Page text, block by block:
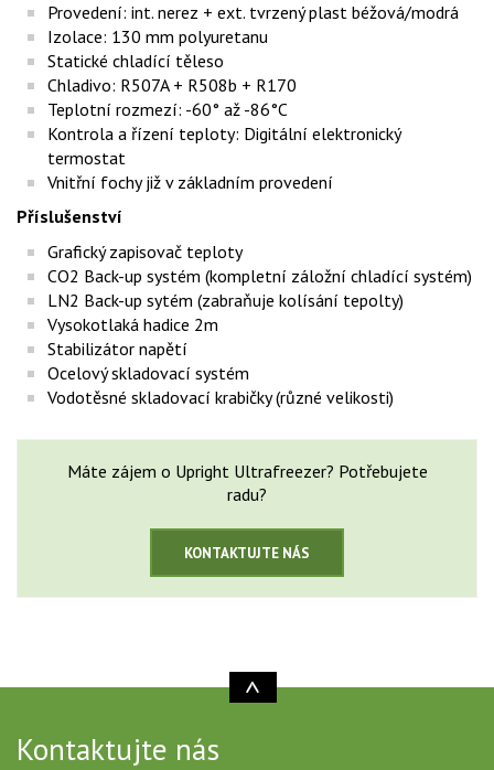
Provedení: int. nerez + ext. tvrzený plast béžová/modrá
Izolace: 130 mm polyuretanu
Statické chladící těleso
Chladivo: R507A + R508b + R170
Teplotní rozmezí: -60° až -86°C
Kontrola a řízení teploty: Digitální elektronický
termostat
Vnitřní fochy již v základním provedení
Příslušenství
Grafický zapisovač teploty
CO2 Back-up systém (kompletní záložní chladící systém)
LN2 Back-up sytém (zabraňuje kolísání tepolty)
Vysokotlaká hadice 2m
Stabilizátor napětí
Ocelový skladovací systém
Vodotěsné skladovací krabičky (různé velikosti)
Máte zájem o Upright Ultrafreezer? Potřebujete
radu?
KONTAKTUJTE NÁS
Kontaktujte nás